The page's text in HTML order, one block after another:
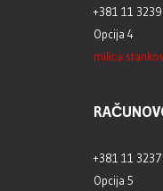
+381 11
Opcija 4
+381 11
Opcija 5